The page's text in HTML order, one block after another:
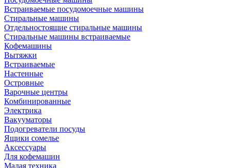
Встраиваемые посудомоечные машины
Стиральные машины
Отдельностоящие стиральные машины
Стиральные машины встраиваемые
Кофемашины
Вытяжки
Встраиваемые
Настенные
Островные
Варочные центры
Комбинированные
Электрика
Вакууматоры
Подогреватели посуды
Ящики сомелье
Аксессуары
Для кофемашин
Малая техника